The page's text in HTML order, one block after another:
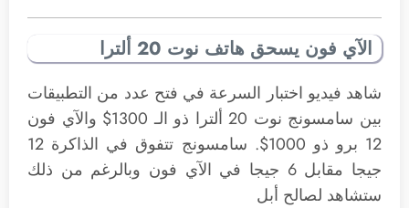
الآي فون يسحق هاتف نوت 20 ألترا
شاهد فيديو اختبار السرعة في فتح عدد من التطبيقات
بين سامسونج نوت 20 ألترا ذو الـ 1300$ والآي فون
12 برو ذو 1000$. سامسونج تتفوق في الذاكرة 12
جيجا مقابل 6 جيجا في الآي فون وبالرغم من ذلك
ستشاهد لصالح أبل